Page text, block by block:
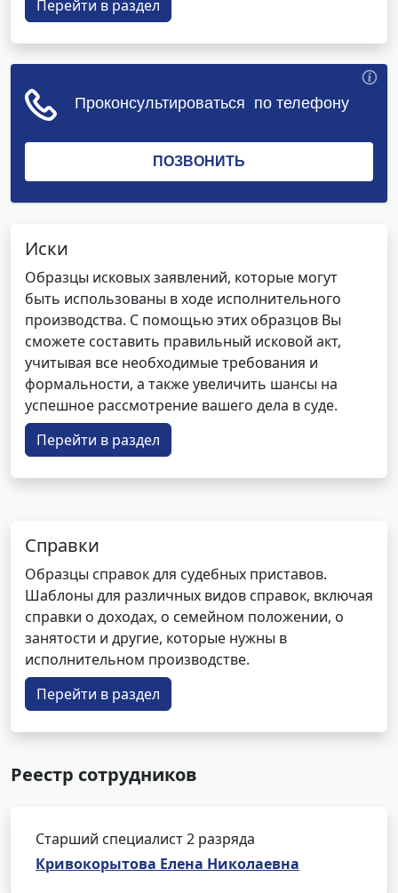
Перейти в раздел
Иски
Образцы исковых заявлений, которые могут
быть использованы в ходе исполнительного
производства. С помощью этих образцов Вы
сможете составить правильный исковой акт,
учитывая все необходимые требования и
формальности, а также увеличить шансы на
успешное рассмотрение вашего дела в суде.
Перейти в раздел
Справки
Образцы справок для судебных приставов.
Шаблоны для различных видов справок, включая
справки о доходах, о семейном положении, о
занятости и другие, которые нужны в
исполнительном производстве.
Перейти в раздел
Реестр сотрудников
Старший специалист 2 разряда
Кривокорытова Елена Николаевна